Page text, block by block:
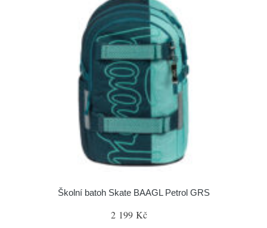
Školní batoh Skate BAAGL Petrol GRS
2 199 Kč